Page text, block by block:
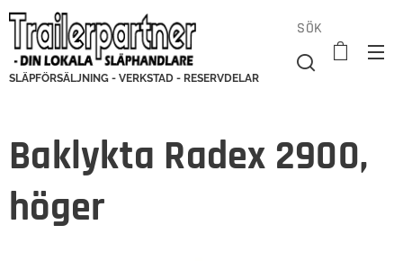
SLÄPFÖRSÄLJNING - VERKSTAD - RESERVDELAR
SÖK
Baklykta Radex 2900,
höger